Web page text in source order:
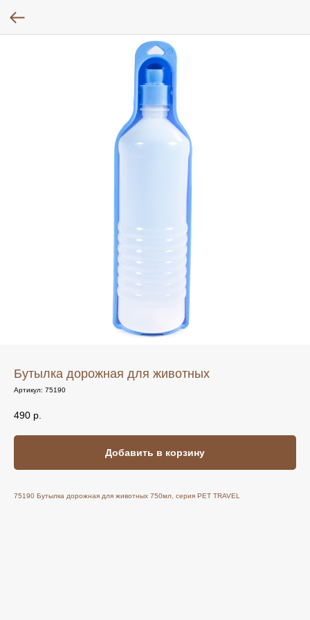
Бутылка дорожная для животных
Артикул: 75190
490 р.
Добавить в корзину
75190 Бутылка дорожная для животных 750мл, серия PET TRAVEL